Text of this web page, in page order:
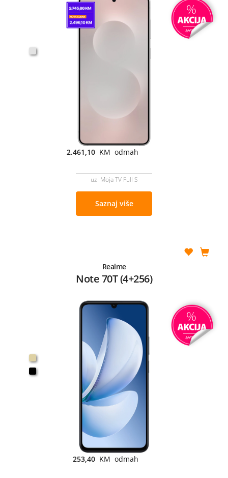
2.461,10 KM odmah
uz Moja TV Full S
Saznaj više
Realme
Note 70T (4+256)
253,40 KM odmah